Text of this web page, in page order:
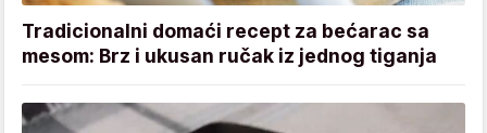
Tradicionalni domaći recept za bećarac sa
mesom: Brz i ukusan ručak iz jednog tiganja